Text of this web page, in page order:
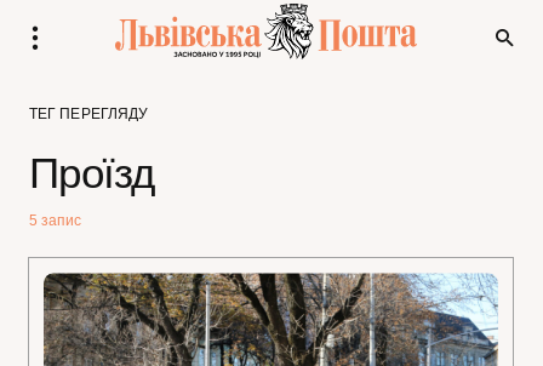
ТЕГ ПЕРЕГЛЯДУ
Проїзд
5 запис